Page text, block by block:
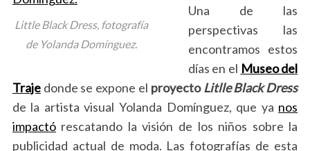
Little Black Dress, fotografía
de Yolanda Domínguez.
Una de las
perspectivas las
encontramos estos
días en el Museo del
Trajedonde se expone el proyectoLitlle Black Dress
de la artista visual Yolanda Domínguez, que ya nos
impactórescatando la visión de los niños sobre la
publicidad actual de moda. Las fotografías de esta